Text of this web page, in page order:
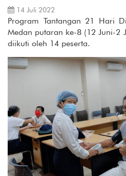
14 Juli 2022
Program Tantangan 21 Hari
Medan putaran ke-8 (12 Juni-2
diikuti oleh 14 peserta.